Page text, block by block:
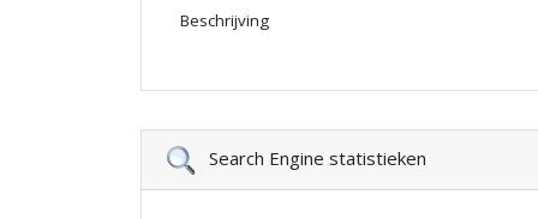
Beschrijving
Search Engine statistieken